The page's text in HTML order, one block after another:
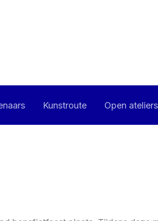
Kunstroute Open ateliers